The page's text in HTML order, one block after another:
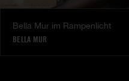
Bella Mur im Rampenlicht
BELLA MUR